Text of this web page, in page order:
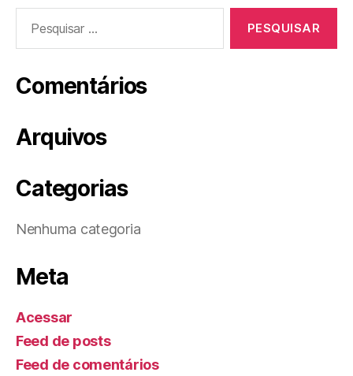
Comentários
Arquivos
Categorias
Nenhuma categoria
Meta
Acessar
Feed de posts
Feed de comentários